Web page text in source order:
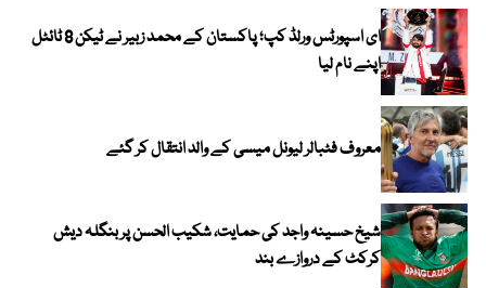
ای اسپورٹس ورلڈ کپ؛ پاکستان کے محمد زبیر نے ٹیکن 8 ٹائٹل
اپنے نام لیا
معروف فٹبالر لیونل میسی کے والد انتقال کر گئے
شیخ حسینہ واجد کی حمایت، شکیب الحسن پر بنگلہ دیش
کرکٹ کے دروازے بند